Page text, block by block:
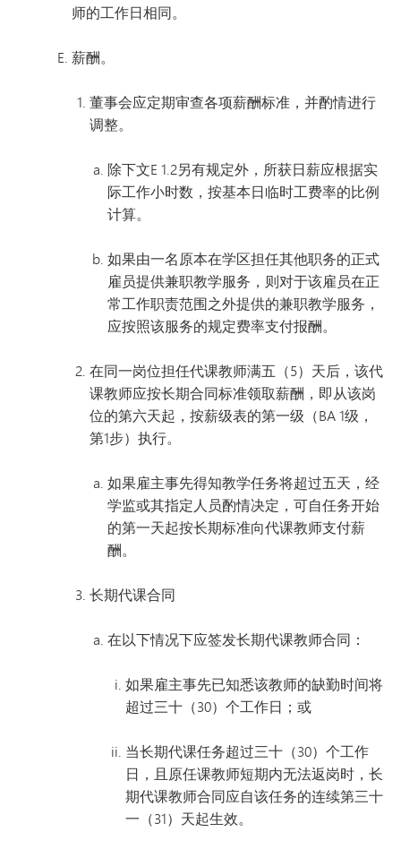
师的工作日相同。
薪酬。
董事会应定期审查各项薪酬标准，并酌情进行
调整。
除下文E 1.2另有规定外，所获日薪应根据实
际工作小时数，按基本日临时工费率的比例
计算。
如果由一名原本在学区担任其他职务的正式
雇员提供兼职教学服务，则对于该雇员在正
常工作职责范围之外提供的兼职教学服务，
应按照该服务的规定费率支付报酬。
在同一岗位担任代课教师满五（5）天后，该代
课教师应按长期合同标准领取薪酬，即从该岗
位的第六天起，按薪级表的第一级（BA 1级，
第1步）执行。
如果雇主事先得知教学任务将超过五天，经
学监或其指定人员酌情决定，可自任务开始
的第一天起按长期标准向代课教师支付薪
酬。
长期代课合同
在以下情况下应签发长期代课教师合同：
如果雇主事先已知悉该教师的缺勤时间将
超过三十（30）个工作日；或
当长期代课任务超过三十（30）个工作
日，且原任课教师短期内无法返岗时，长
期代课教师合同应自该任务的连续第三十
一（31）天起生效。